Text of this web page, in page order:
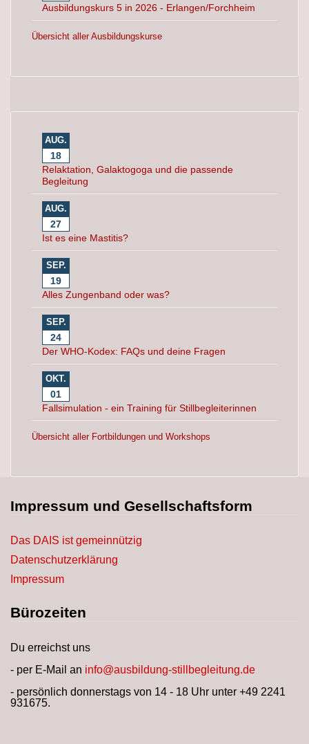
Ausbildungskurs 5 in 2026 - Erlangen/Forchheim
Übersicht aller Ausbildungskurse
AUG.
18
Relaktation, Galaktogoga und die passende
Begleitung
AUG.
27
Ist es eine Mastitis?
SEP.
19
Alles Zungenband oder was?
SEP.
24
Der WHO-Kodex: FAQs und deine Fragen
OKT.
01
Fallsimulation - ein Training für Stillbegleiterinnen
Übersicht aller Fortbildungen und Workshops
Impressum und Gesellschaftsform
Das DAIS ist gemeinnützig
Datenschutzerklärung
Impressum
Bürozeiten
Du erreichst uns
- per E-Mail an info@ausbildung-stillbegleitung.de
- persönlich donnerstags von 14 - 18 Uhr unter +49 2241
931675.